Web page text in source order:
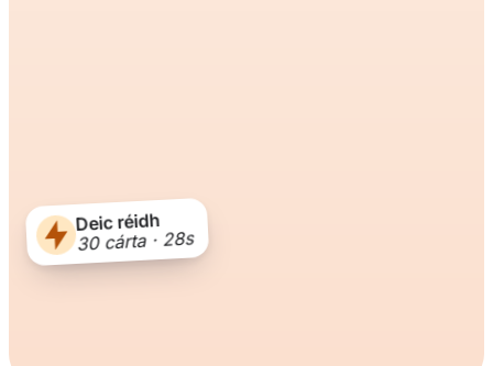
Deic réidh
30 cárta · 28s